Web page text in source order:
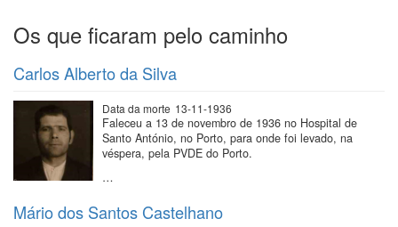
Os que ficaram pelo caminho
Carlos Alberto da Silva
Data da morte 13-11-1936
Faleceu a 13 de novembro de 1936 no Hospital de
Santo António, no Porto, para onde foi levado, na
véspera, pela PVDE do Porto.
…
Mário dos Santos Castelhano